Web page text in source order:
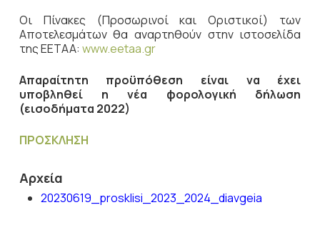
Οι Πίνακες (Προσωρινοί και Οριστικοί) των
Αποτελεσμάτων θα αναρτηθούν στην ιστοσελίδα
της ΕΕΤΑΑ: www.eetaa.gr
Απαραίτητη προϋπόθεση είναι να έχει
υποβληθεί η νέα φορολογική δήλωση
(εισοδήματα 2022)
ΠΡΟΣΚΛΗΣΗ
Αρχεία
20230619_prosklisi_2023_2024_diavgeia